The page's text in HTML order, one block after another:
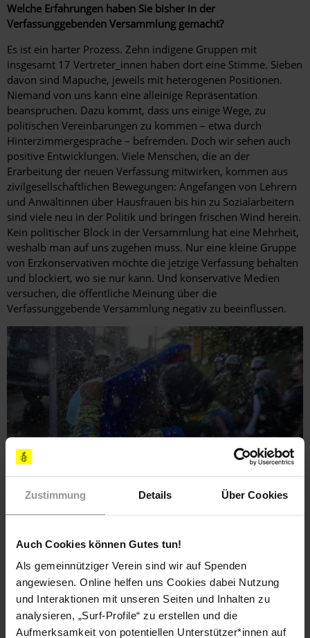
Zustimmung Details Über Cookies
Auch Cookies können Gutes tun!
Als gemeinnütziger Verein sind wir auf Spenden
angewiesen. Online helfen uns Cookies dabei Nutzung
und Interaktionen mit unseren Seiten und Inhalten zu
analysieren, „Surf-Profile“ zu erstellen und die
Aufmerksamkeit von potentiellen Unterstützer*innen auf
Welche Erfahrungen haben Sie bisher in der
Verfassunggebenden Versammlung gemacht?
Es ist ein harter Prozess. Zehn indigene Gruppen mit
insgesamt 17 Vertreter_innen haben dort eine Stimme. Sieben
davon sind Mapuche, jeweils mit heterogenen Positionen.
Niemand von uns kann eine alleinige Repräsentation
beanspruchen. Dazu kommt, dass uns einige Wege, zu
politischen Vereinbarungen zu kommen – etwa durch
Hinterzimmergespräche – befremden. Doch wir sehen auch
positive Entwicklungen. Viele Menschen, die an der
Erarbeitung der neuen Verfassung mitwirken, kommen aus
zivilgesellschaftlichen Bewegungen: Angefangen von Lehrern
und Anwältinnen über Hausfrauen bis hin zu Sozialarbeitern
sind viele neu in der Politik und bringen frischen Wind herein.
Kein politischer Block in der Versammlung hat eine Mehrheit,
weshalb man auf uns zugehen muss. Nur eine kleine Gruppe
von Erzkonservativen möchte die jetzige Verfassung behalten
und blockiert, wo sie nur kann. Und konservative Medien
versuchen, die öffentliche Meinung über die
Verfassunggebende Versammlung negativ zu beeinflussen.
Polizeieinsatz mit Wasserwerfern bei einer Demonstration in Santiago de
Chile (Archivaufnahme)
© Esteban Felix / AP / pa
Was sind Ihre Hauptforderungen?
Chile muss ein multinationaler Staat ­werden. Das heißt, dass
wir Indigene rechtlich anerkannt werden. Es geht uns nicht
nur um kulturelle und sprachliche Aspekte, sondern auch um
unsere Gebietsansprüche. Denn eine Nation ohne eigenes